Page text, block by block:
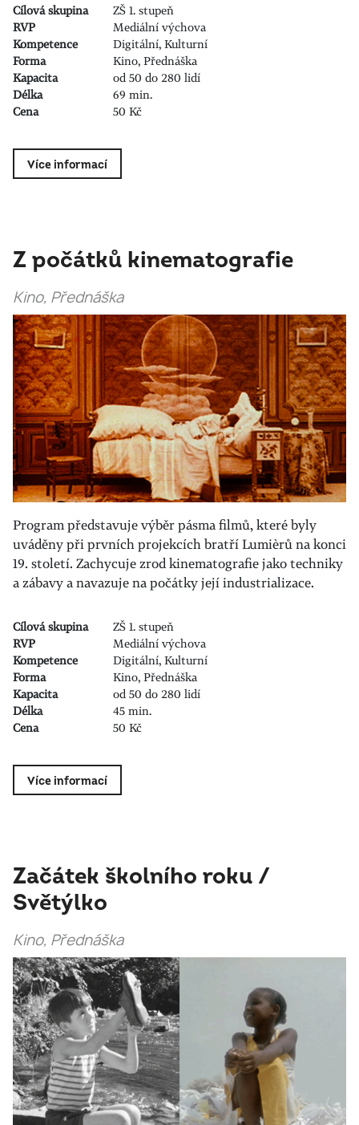
Cílová skupina
ZŠ 1. stupeň
RVP
Mediální výchova
Kompetence
Digitální, Kulturní
Forma
Kino, Přednáška
Kapacita
od 50 do 280 lidí
Délka
69 min.
Cena
50 Kč
Více informací
Z počátků kinematografie
Kino, Přednáška
Program představuje výběr pásma filmů, které byly
uváděny při prvních projekcích bratří Lumièrů na konci
19. století. Zachycuje zrod kinematografie jako techniky
a zábavy a navazuje na počátky její industrializace.
Cílová skupina
ZŠ 1. stupeň
RVP
Mediální výchova
Kompetence
Digitální, Kulturní
Forma
Kino, Přednáška
Kapacita
od 50 do 280 lidí
Délka
45 min.
Cena
50 Kč
Více informací
Začátek školního roku /
Světýlko
Kino, Přednáška